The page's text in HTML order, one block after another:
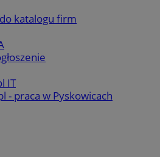
katalogu firm
IT
- praca w Pyskowicach